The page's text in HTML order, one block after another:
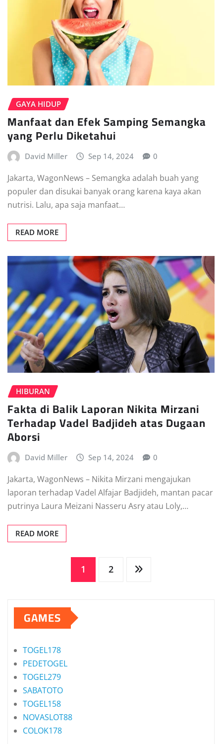
GAYA HIDUP
Manfaat dan Efek Samping Semangka
yang Perlu Diketahui
David Miller Sep 14, 2024 0
Jakarta, WagonNews – Semangka adalah buah yang
populer dan disukai banyak orang karena kaya akan
nutrisi. Lalu, apa saja manfaat…
READ MORE
HIBURAN
Fakta di Balik Laporan Nikita Mirzani
Terhadap Vadel Badjideh atas Dugaan
Aborsi
David Miller Sep 14, 2024 0
Jakarta, WagonNews – Nikita Mirzani mengajukan
laporan terhadap Vadel Alfajar Badjideh, mantan pacar
putrinya Laura Meizani Nasseru Asry atau Loly,…
READ MORE
pagination
1 2
GAMES
TOGEL178
PEDETOGEL
TOGEL279
SABATOTO
TOGEL158
NOVASLOT88
COLOK178